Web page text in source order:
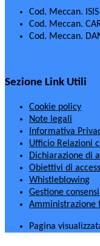
Cod. Meccan.
Cod. Meccan.
Cod. Meccan.
Sezione Link Utili
Cookie policy
Note legali
Informativa
Ufficio Relazioni
Dichiarazione di
Obiettivi di
Whistleblowing
Gestione
Amministrazione
Pagina